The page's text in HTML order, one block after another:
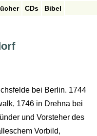
CDs
Bibel
bei Berlin. 1744
1746 in Drehna bei
und Vorsteher des
Vorbild,